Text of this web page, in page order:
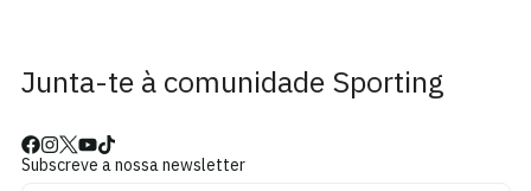
Junta-te à comunidade Sporting
Subscreve a nossa newsletter